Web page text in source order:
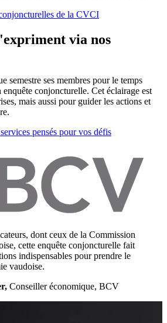
de la CVCI
via nos
semestre ses membres pour le temps
enquête conjoncturelle. Cet éclairage est
mais aussi pour guider les actions et
pensés pour vos défis
dont ceux de la Commission
cette enquête conjoncturelle fait
indispensables pour prendre le
vaudoise.
Conseiller économique, BCV